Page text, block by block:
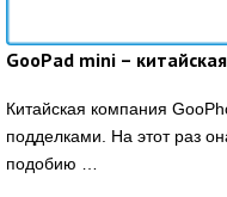
GooPad mini –
Китайская компания
подделками. На этот раз
подобию …